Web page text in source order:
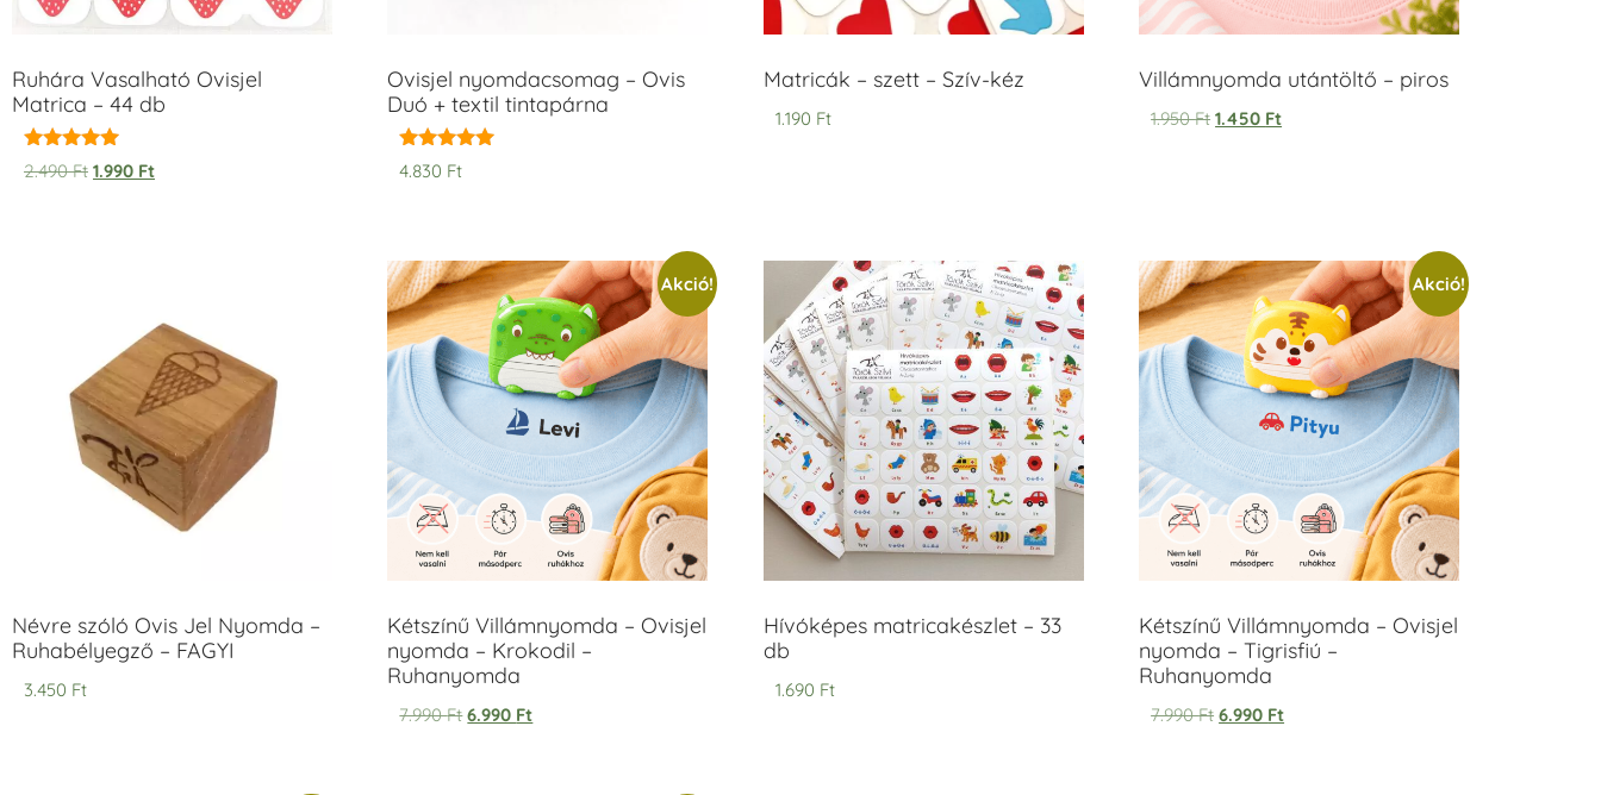
Ruhára Vasalható Ovisjel
Matrica – 44 db
Értékelés:
5.00
2.490Ft 1.990 Ft
Ovisjel nyomdacsomag – Ovis
Duó + textil tintapárna
Értékelés:
5.00
4.830 Ft
Matricák – szett – Szív-kéz
1.190 Ft
Villámnyomda utántöltő – piros
1.950Ft 1.450 Ft
Névre szóló Ovis Jel Nyomda –
Ruhabélyegző – FAGYI
3.450 Ft
Akció!
Kétszínű Villámnyomda – Ovisjel
nyomda – Krokodil –
Ruhanyomda
7.990Ft 6.990 Ft
Hívóképes matricakészlet – 33
db
1.690 Ft
Akció!
Kétszínű Villámnyomda – Ovisjel
nyomda – Tigrisfiú –
Ruhanyomda
7.990Ft 6.990 Ft